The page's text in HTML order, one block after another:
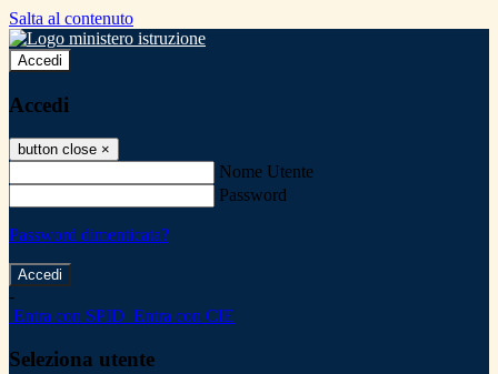
Salta al contenuto
Accedi
Accedi
button close ×
Nome Utente
Password
Password dimenticata?
-
Entra con SPID Entra con CIE
Seleziona utente